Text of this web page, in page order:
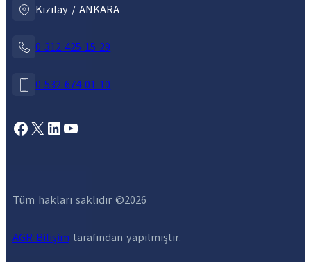
Kızılay / ANKARA
0 312 425 15 29
0 532 674 01 10
Facebook X LinkedIn YouTube
Tüm hakları saklıdır ©2026
AGR Bilişim tarafından yapılmıştır.